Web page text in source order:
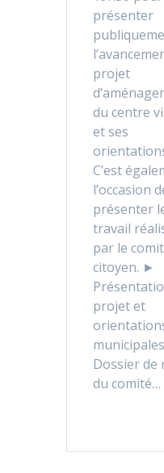
présenter
projet
du centre
et ses
C’est
l’occasion
présenter
travail
par le
citoyen. ►
projet et
Dossier de
du comité…